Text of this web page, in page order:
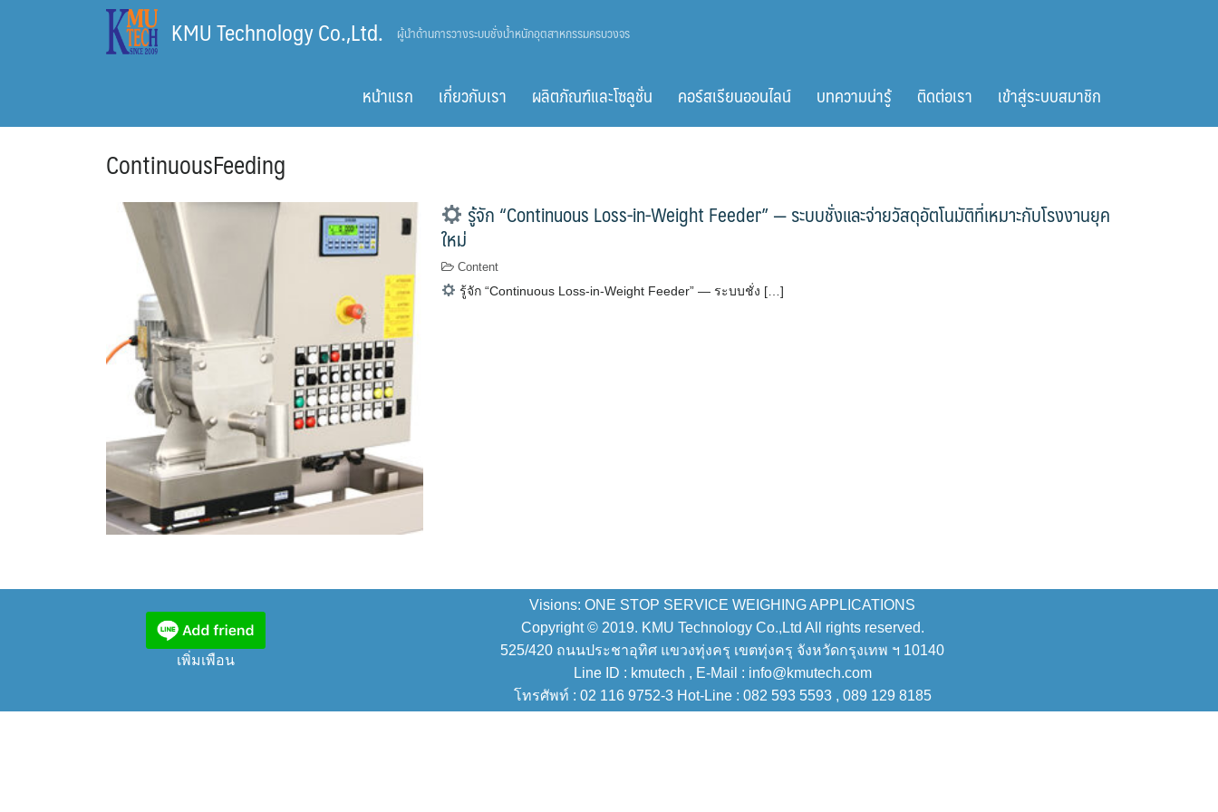
KMU Technology Co.,Ltd. ผู้นำด้านการวางระบบชั่งน้ำหนักอุตสาหกรรมครบวงจร
หน้าแรก เกี่ยวกับเรา ผลิตภัณฑ์และโซลูชั่น คอร์สเรียนออนไลน์ บทความน่ารู้ ติดต่อเรา เข้าสู่ระบบสมาชิก
ContinuousFeeding
รู้จัก “Continuous Loss-in-Weight Feeder” — ระบบชั่งและจ่ายวัสดุอัตโนมัติที่เหมาะกับโรงงานยุค
ใหม่
Content
รู้จัก “Continuous Loss-in-Weight Feeder” — ระบบชั่ง […]
เพิ่มเพือน
Visions: ONE STOP SERVICE WEIGHING APPLICATIONS
Copyright © 2019. KMU Technology Co.,Ltd All rights reserved.
525/420 ถนนประชาอุทิศ แขวงทุ่งครุ เขตทุ่งครุ จังหวัดกรุงเทพ ฯ 10140
Line ID : kmutech , E-Mail : info@kmutech.com
โทรศัพท์ : 02 116 9752-3 Hot-Line : 082 593 5593 , 089 129 8185